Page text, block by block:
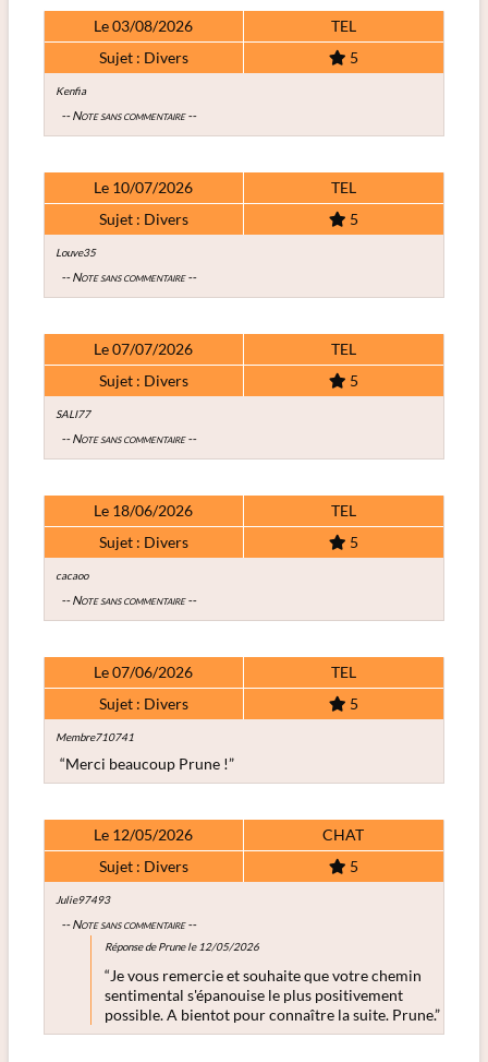
Le 03/08/2026
TEL
Sujet : Divers
5
Kenfia
-- Note sans commentaire --
Le 10/07/2026
TEL
Sujet : Divers
5
Louve35
-- Note sans commentaire --
Le 07/07/2026
TEL
Sujet : Divers
5
SALI77
-- Note sans commentaire --
Le 18/06/2026
TEL
Sujet : Divers
5
cacaoo
-- Note sans commentaire --
Le 07/06/2026
TEL
Sujet : Divers
5
Membre710741
“Merci beaucoup Prune !”
Le 12/05/2026
CHAT
Sujet : Divers
5
Julie97493
-- Note sans commentaire --
Réponse de Prune le 12/05/2026
“Je vous remercie et souhaite que votre chemin
sentimental s'épanouise le plus positivement
possible. A bientot pour connaître la suite. Prune.”